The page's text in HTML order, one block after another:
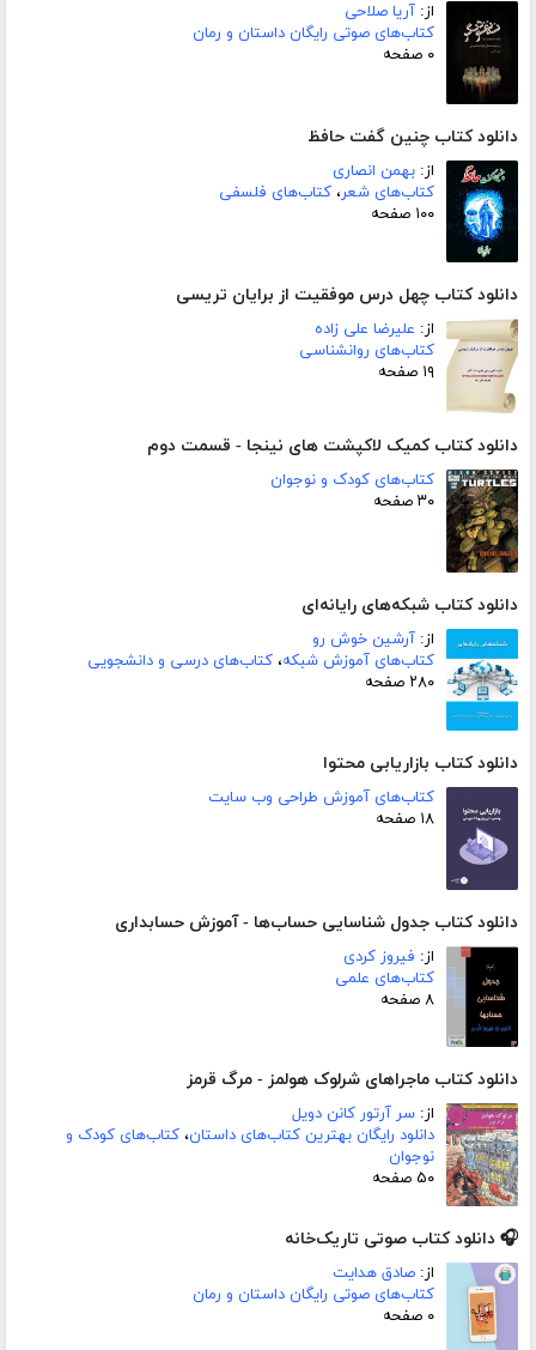
از: آریا صلاحی
کتاب‌های صوتی رایگان داستان و رمان
۰ صفحه
دانلود کتاب چنین گفت حافظ
از: بهمن انصاری
کتاب‌های شعر، کتاب‌های فلسفی
۱۰۰ صفحه
دانلود کتاب چهل درس موفقیت از برایان تریسی
از: علیرضا علی زاده
کتاب‌های روانشناسی
۱۹ صفحه
دانلود کتاب کمیک لاکپشت های نینجا - قسمت دوم
کتاب‌های کودک و نوجوان
۳۰ صفحه
دانلود کتاب شبکه‌های رایانه‌ای
از: آرشین خوش رو
کتاب‌های آموزش شبکه، کتاب‌های درسی و دانشجویی
۲۸۰ صفحه
دانلود کتاب بازاریابی محتوا
کتاب‌های آموزش طراحی وب سایت
۱۸ صفحه
دانلود کتاب جدول شناسایی حساب‌ها - آموزش حسابداری
از: فیروز کردی
کتاب‌های علمی
۸ صفحه
دانلود کتاب ماجراهای شرلوک هولمز - مرگ قرمز
از: سر آرتور کانن دویل
دانلود رایگان بهترین کتاب‌های داستان، کتاب‌های کودک و
نوجوان
۵۰ صفحه
🎧 دانلود کتاب صوتی تاریک‌خانه
از: صادق هدایت
کتاب‌های صوتی رایگان داستان و رمان
۰ صفحه